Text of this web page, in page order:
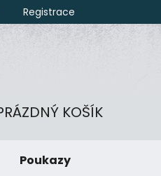
Registrace
KOŠÍK
Poukazy